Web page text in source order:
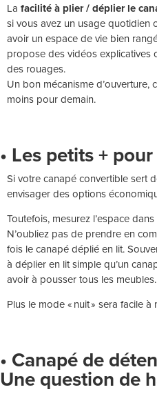
Lafacilité à plier / déplier le
si vous avez un usage quotidien
avoir un espace de vie bien
propose des vidéos explicatives
des rouages.
Un bon mécanisme d’ouverture,
moins pour demain.
• Les petits +
Si votre canapé convertible sert
envisager des options
Toutefois, mesurez l’espace
N’oubliez pas de prendre en
fois le canapé déplié en lit.
à déplier en lit simple qu’un
avoir à pousser tous les meubles.
Plus le mode « nuit » sera facile
• Canapé de
Une question de